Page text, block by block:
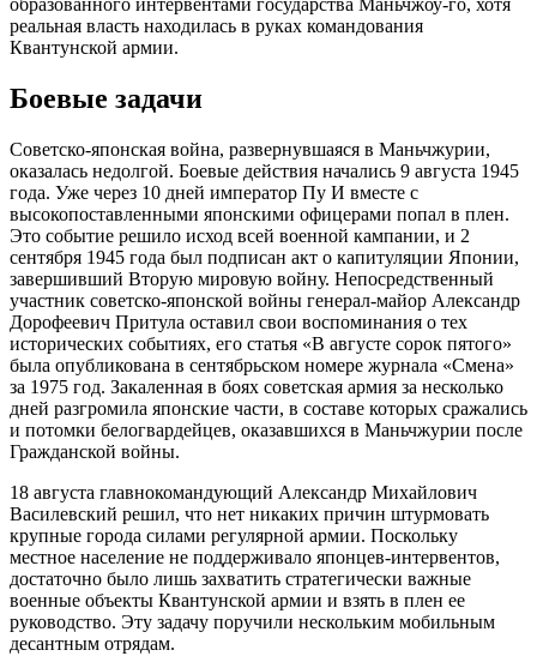
образованного интервентами государства Маньчжоу-го, хотя
реальная власть находилась в руках командования
Квантунской армии.
Боевые задачи
Советско-японская война, развернувшаяся в Маньчжурии,
оказалась недолгой. Боевые действия начались 9 августа 1945
года. Уже через 10 дней император Пу И вместе с
высокопоставленными японскими офицерами попал в плен.
Это событие решило исход всей военной кампании, и 2
сентября 1945 года был подписан акт о капитуляции Японии,
завершивший Вторую мировую войну. Непосредственный
участник советско-японской войны генерал-майор Александр
Дорофеевич Притула оставил свои воспоминания о тех
исторических событиях, его статья «В августе сорок пятого»
была опубликована в сентябрьском номере журнала «Смена»
за 1975 год. Закаленная в боях советская армия за несколько
дней разгромила японские части, в составе которых сражались
и потомки белогвардейцев, оказавшихся в Маньчжурии после
Гражданской войны.
18 августа главнокомандующий Александр Михайлович
Василевский решил, что нет никаких причин штурмовать
крупные города силами регулярной армии. Поскольку
местное население не поддерживало японцев-интервентов,
достаточно было лишь захватить стратегически важные
военные объекты Квантунской армии и взять в плен ее
руководство. Эту задачу поручили нескольким мобильным
десантным отрядам.